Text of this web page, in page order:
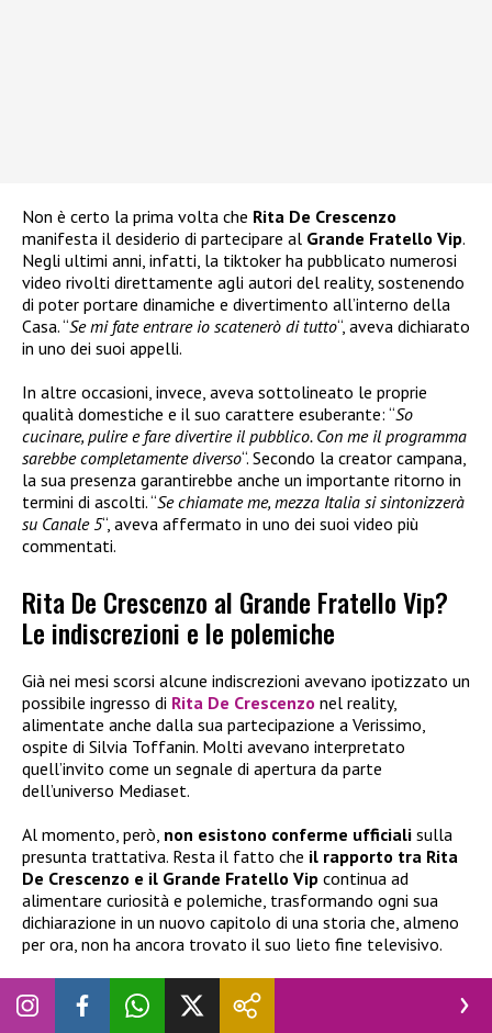
Non è certo la prima volta che Rita De Crescenzo
manifesta il desiderio di partecipare al Grande Fratello Vip.
Negli ultimi anni, infatti, la tiktoker ha pubblicato numerosi
video rivolti direttamente agli autori del reality, sostenendo
di poter portare dinamiche e divertimento all’interno della
Casa. “Se mi fate entrare io scatenerò di tutto“, aveva dichiarato
in uno dei suoi appelli.
In altre occasioni, invece, aveva sottolineato le proprie
qualità domestiche e il suo carattere esuberante: “So
cucinare, pulire e fare divertire il pubblico. Con me il programma
sarebbe completamente diverso“. Secondo la creator campana,
la sua presenza garantirebbe anche un importante ritorno in
termini di ascolti. “Se chiamate me, mezza Italia si sintonizzerà
su Canale 5“, aveva affermato in uno dei suoi video più
commentati.
Rita De Crescenzo al Grande Fratello Vip?
Le indiscrezioni e le polemiche
Già nei mesi scorsi alcune indiscrezioni avevano ipotizzato un
possibile ingresso di Rita De Crescenzo nel reality,
alimentate anche dalla sua partecipazione a Verissimo,
ospite di Silvia Toffanin. Molti avevano interpretato
quell’invito come un segnale di apertura da parte
dell’universo Mediaset.
Al momento, però, non esistono conferme ufficiali sulla
presunta trattativa. Resta il fatto che il rapporto tra Rita
De Crescenzo e il Grande Fratello Vip continua ad
alimentare curiosità e polemiche, trasformando ogni sua
dichiarazione in un nuovo capitolo di una storia che, almeno
per ora, non ha ancora trovato il suo lieto fine televisivo.